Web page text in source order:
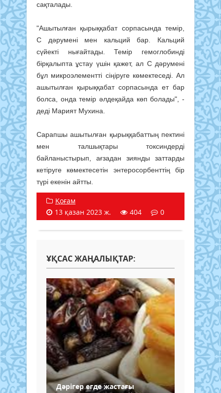
сақталады.
"Ашытылған қырыққабат сорпасында темір,
С дәрумені мен кальций бар. Кальций
сүйекті нығайтады. Темір гемоглобинді
бірқалыпта ұстау үшін қажет, ал С дәрумені
бұл микроэлементті сіңіруге көмектеседі. Ал
ашытылған қырыққабат сорпасында ет бар
болса, онда темір әлдеқайда көп болады", -
деді Марият Мухина.
Сарапшы ашытылған қырыққабаттың пектині
мен талшықтары токсиндерді
байланыстырып, ағзадан зиянды заттарды
кетіруге көмектесетін энтеросорбенттің бір
түрі екенін айтты.
Қоғам
13 қазан 2023 ж.
404 0
ҰҚСАС ЖАҢАЛЫҚТАР:
Дәрігер егде жастағы